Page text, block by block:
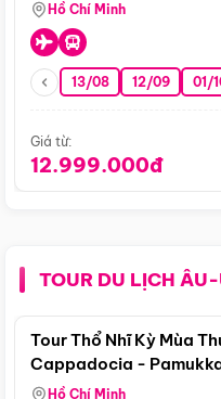
Hồ Chí Minh
13/08 12/09 01/
Giá từ:
12.999.000đ
TOUR DU LỊCH
Tour Thổ Nhĩ Kỳ Mùa
Cappadocia -
Hồ Chí Minh